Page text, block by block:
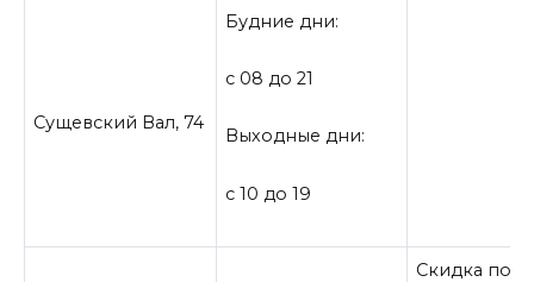
Сущевский Вал, 74
Будние дни:
с 08 до 21
Выходные дни:
с 10 до 19
Скидка по